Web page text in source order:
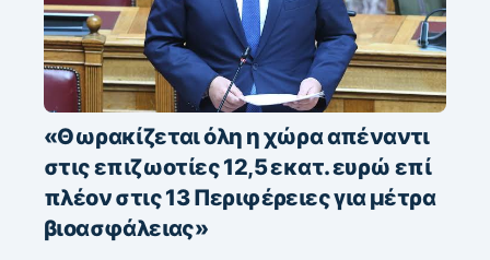
«Θωρακίζεται όλη η χώρα απέναντι
στις επιζωοτίες 12,5 εκατ. ευρώ επί
πλέον στις 13 Περιφέρειες για μέτρα
βιοασφάλειας»